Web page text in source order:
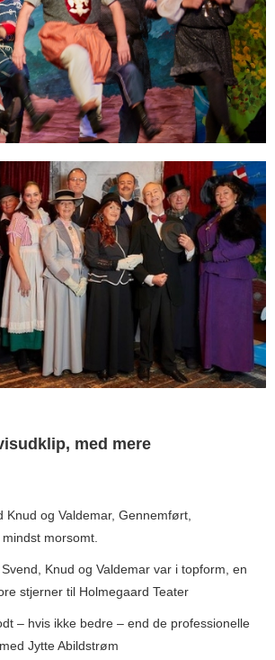
med mere
og Valdemar, Gennemført,
morsomt.
Knud og Valdemar var i topform, en
stjerner til Holmegaard Teater
hvis ikke bedre – end de professionelle
Jytte Abildstrøm